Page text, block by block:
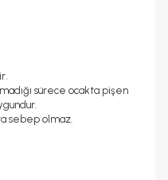
sürece ocakta pişen
sebep olmaz.